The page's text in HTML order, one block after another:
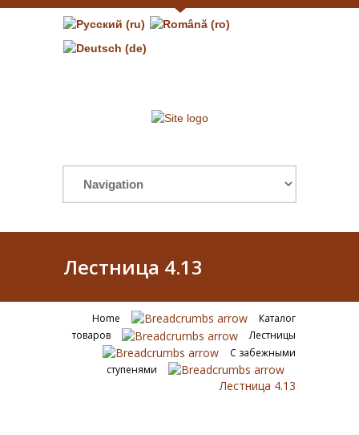
Лестница 4.13
Home
Каталог
товаров
Лестницы
С забежными
ступенями
Лестница 4.13